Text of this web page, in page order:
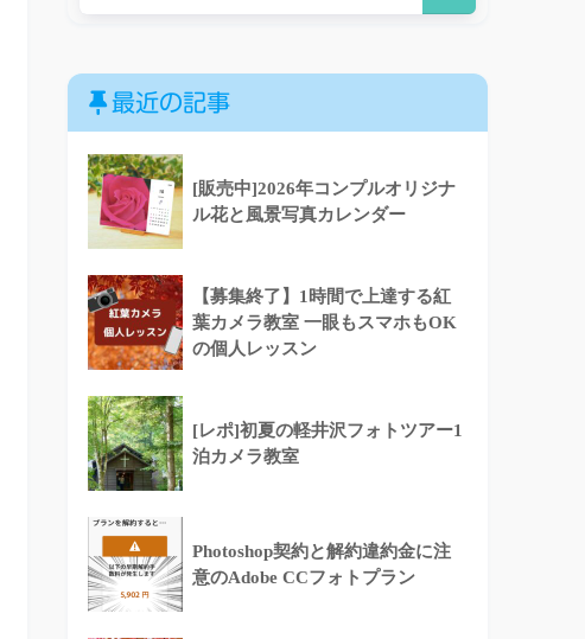
最近の記事
[販売中]2026年コンプルオリジナ
ル花と風景写真カレンダー
【募集終了】1時間で上達する紅
葉カメラ教室 一眼もスマホもOK
の個人レッスン
[レポ]初夏の軽井沢フォトツアー1
泊カメラ教室
Photoshop契約と解約違約金に注
意のAdobe CCフォトプラン